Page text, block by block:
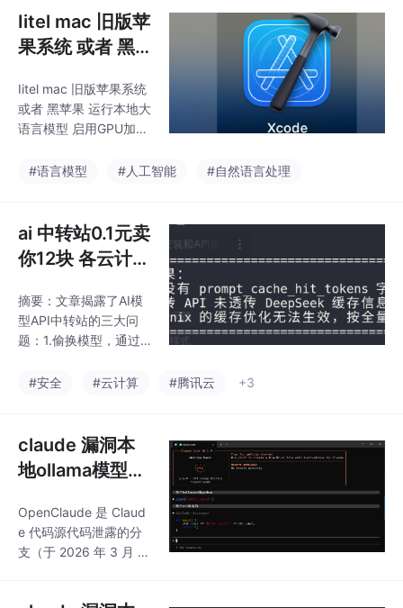
x claude都用不
了缓存命中
存欺诈问题——中转商
会删除官方返回的缓存
命中信息，将实际命中
费，获取高达50倍的利
润。作者提供了检测脚
本(bashtest.sh)来验证
帮助用户识别欺诈行
削。
Iitel mac 旧版苹
果系统 或者 黑
语言模型 启用G
PU加速 不是Oll
提供本地化api
的功能实现统一
管理
Iitel mac 旧版苹果系统
或者 黑苹果 运行本地大
语言模型 启用GPU加速
提供本地化api管理类似
教程 llama编译支持。ll
ama api调用 openAI
#语言模型 #人工智能 #自然语言处理
ai 中转站0.1元卖
你12块 各云计算
用脚本就看出来
有没 黑我们 除
商差价 DeepSe
x claude都用不
了缓存命中
摘要：文章揭露了AI模
型API中转站的三大问
题：1.偷换模型，通过
型；2.多层转发导致响
存欺诈问题——中转商
会删除官方返回的缓存
命中信息，将实际命中
费，获取高达50倍的利
润。作者提供了检测脚
本(bashtest.sh)来验证
#安全 #云计算 #腾讯云 +3
claude 漏洞本
地ollama模型接
地 或者聚合AI平
台接入 AI编程适
dows下gpu电
OpenClaude 是 Claud
e 代码源代码泄露的分
支（于 2026 年 3 月 3